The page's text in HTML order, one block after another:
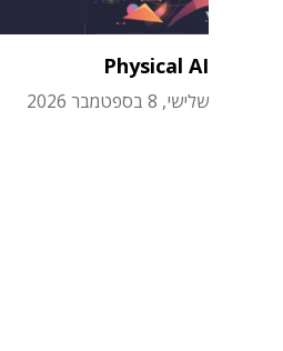
Physical AI
שלישי, 8 בספטמבר 2026